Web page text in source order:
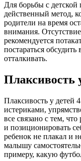
Для борьбы с детской
действенный метод,
родители на время
внимания.
рекомендуется
постараться
отталкивать.
Плаксивость
Плаксивость у детей
истериками,
все связано с тем,
и позиционировать
ребенок не плакал и
малышу
примеру, какую